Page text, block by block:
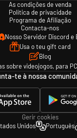
As condições de venda
Política de privacidade
Programa de Afiliação
Contacta-nos
Nosso Servidor Discord e
Usa o teu gift card
Blog
sobre videojogos, para
te à nossa
Gerir cookies
Unidos
Português